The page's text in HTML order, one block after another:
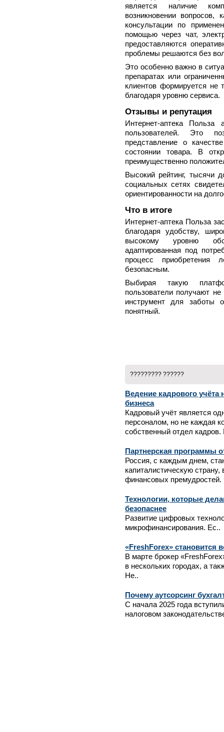
является наличие
возникновении вопросов,
консультации по
помощью через чат,
предоставляются
проблемы решаются без
Это особенно важно в
препаратах или
клиентов формируется не
благодаря уровню сервиса.
Отзывы и репутация
Интернет-аптека Польза
пользователей. Это
представление о
состоянии товара. В
преимущественно
Высокий рейтинг, тысячи
социальных сетях
ориентированности на
Что в итоге
Интернет-аптека Польза
благодаря удобству,
высокому уровню
адаптированная под
процесс
безопасным.
Выбирая такую
пользователи получают
инструмент для заботы
понятный.
????????? ??????
Ведение кадрового учёта
бизнеса
Кадровый учёт является
персоналом, но не каждая
собственный отдел кадров.
Партнерская программы
Россия, с каждым днем,
капиталистическую
финансовых премудростей.
Технологии, которые
безопаснее
Развитие цифровых
микрофинансирования. Ес..
«FreshForex» становится
В марте брокер
в нескольких городах, а
Не..
Почему аутсорсинг
С начала 2025 года
налоговом